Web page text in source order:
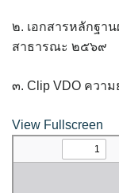
นครน่านอพาร์ทเ
นาต้นบัวโฮมสเตย์
น่านปัว รีสอร์ท
๒. เอกสารหลักฐา
สาธารณะ ๒๕๖๙
๓. Clip VDO ควา
View Fullscreen